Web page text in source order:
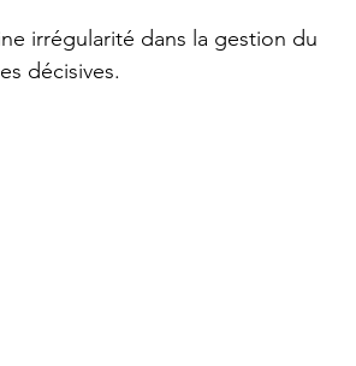
irrégularité dans la gestion du
décisives.